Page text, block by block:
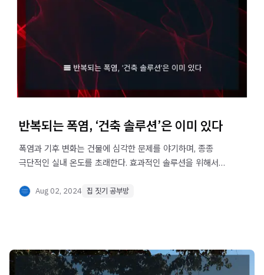
반복되는 폭염, ‘건축 솔루션’은 이미 있다
폭염과 기후 변화는 건물에 심각한 문제를 야기하며, 종종
극단적인 실내 온도를 초래한다. 효과적인 솔루션을 위해서는
원리의 통합이 필요하다.
Aug 02, 2024 집 짓기 공부방